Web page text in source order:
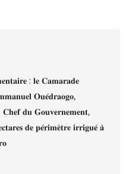
: 𝐥𝐞 𝐂𝐚𝐦𝐚𝐫𝐚𝐝𝐞
𝐎𝐮𝐞́𝐝𝐫𝐚𝐨𝐠𝐨,
𝐂𝐡𝐞𝐟 𝐝𝐮 𝐆𝐨𝐮𝐯𝐞𝐫𝐧𝐞𝐦𝐞𝐧𝐭,
𝐝𝐞 𝐩𝐞́𝐫𝐢𝐦𝐞̀𝐭𝐫𝐞 𝐢𝐫𝐫𝐢𝐠𝐮𝐞́ 𝐚̀